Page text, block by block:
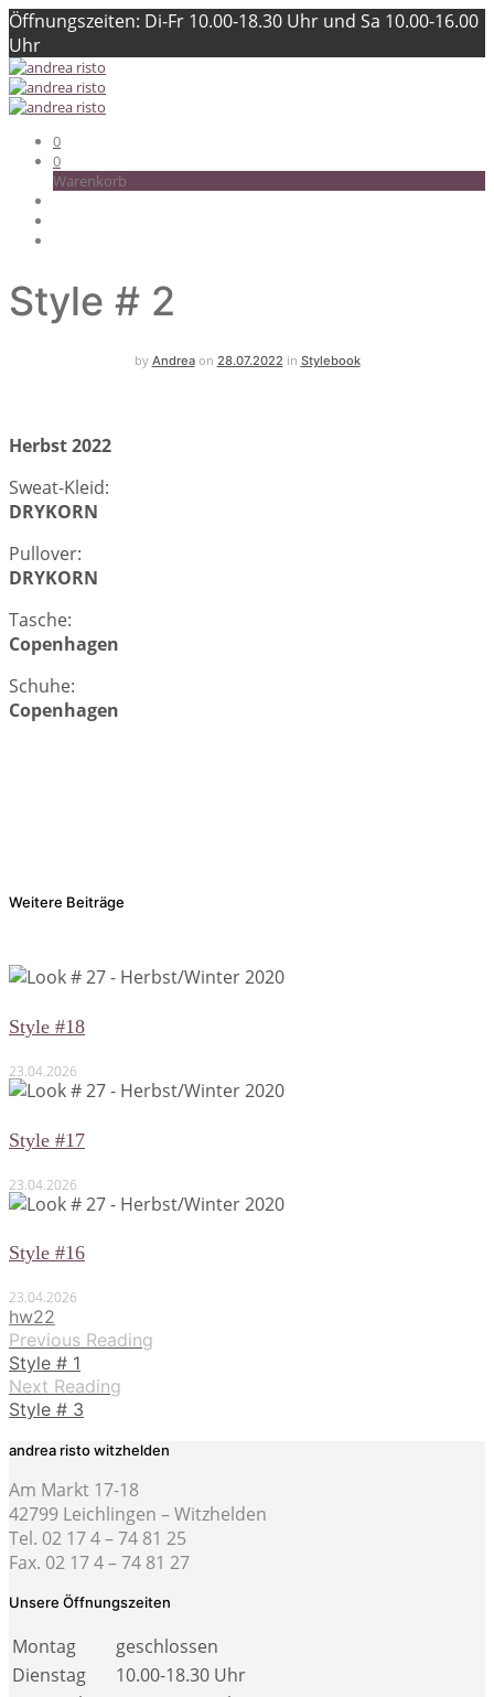
Öffnungszeiten: Di-Fr 10.00-18.30 Uhr und Sa 10.00-16.00
Uhr
0
0
Warenkorb
Style # 2
by Andreaon 28.07.2022 in Stylebook
Herbst 2022
Sweat-Kleid:
DRYKORN
Pullover:
DRYKORN
Tasche:
Copenhagen
Schuhe:
Copenhagen
Weitere Beiträge
Style #18
23.04.2026
Style #17
23.04.2026
Style #16
23.04.2026
hw22
Previous Reading
Style # 1
Next Reading
Style # 3
andrea risto witzhelden
Am Markt 17-18
42799 Leichlingen – Witzhelden
Tel. 02 17 4 – 74 81 25
Fax. 02 17 4 – 74 81 27
Unsere Öffnungszeiten
Montag
geschlossen
Dienstag
10.00-18.30 Uhr